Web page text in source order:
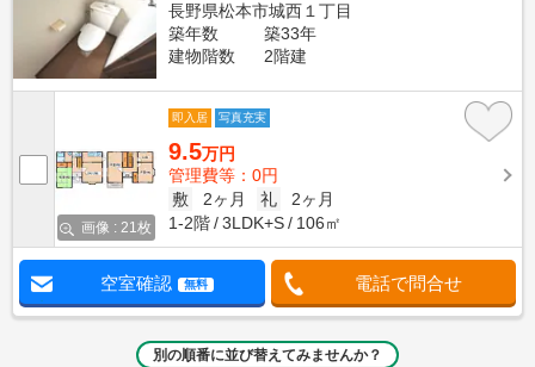
長野県松本市城西１丁目
築年数
築33年
建物階数
2階建
画像 : 21枚
即入居 写真充実
9.5万円
管理費等：0円
敷
2ヶ月 礼
2ヶ月
1-2階
3LDK+S 106㎡
空室確認 無料 電話で問合せ
別の順番に並び替えてみませんか？